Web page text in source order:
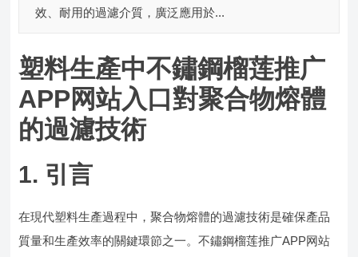
效、耐用的過濾介質，廣泛應用於...
塑料生產中不鏽鋼榴莲推广
APP网站入口對聚合物熔體
的過濾技術
1. 引言
在現代塑料生產過程中，聚合物熔體的過濾技術是確保產品
質量和生產效率的關鍵環節之一。不鏽鋼榴莲推广APP网站